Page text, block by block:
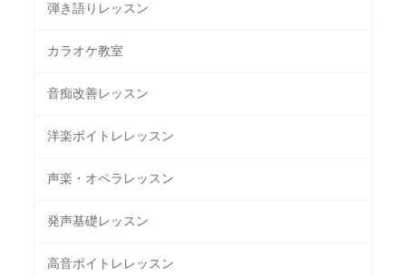
弾き語りレッスン
カラオケ教室
音痴改善レッスン
洋楽ボイトレレッスン
声楽・オペラレッスン
発声基礎レッスン
高音ボイトレレッスン